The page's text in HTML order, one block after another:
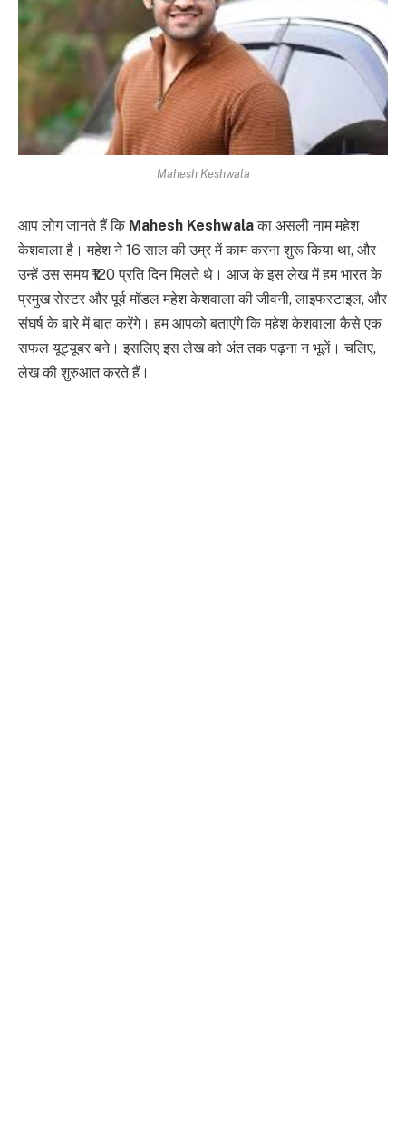
Mahesh Keshwala
आप लोग जानते हैं कि Mahesh Keshwalaका असली नाम महेश
केशवाला है। महेश ने 16 साल की उम्र में काम करना शुरू किया था, और
उन्हें उस समय ₹120 प्रति दिन मिलते थे। आज के इस लेख में हम भारत के
प्रमुख रोस्टर और पूर्व मॉडल महेश केशवाला की जीवनी, लाइफस्टाइल, और
संघर्ष के बारे में बात करेंगे। हम आपको बताएंगे कि महेश केशवाला कैसे एक
सफल यूट्यूबर बने। इसलिए इस लेख को अंत तक पढ़ना न भूलें। चलिए,
लेख की शुरुआत करते हैं।